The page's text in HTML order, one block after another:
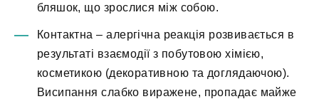
бляшок, що зрослися між собою.
Контактна – алергічна реакція розвивається в
результаті взаємодії з побутовою хімією,
косметикою (декоративною та доглядаючою).
Висипання слабко виражене, пропадає майже